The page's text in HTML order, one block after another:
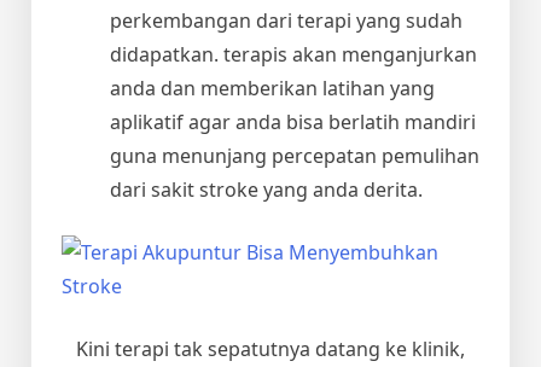
perkembangan dari terapi yang sudah
didapatkan. terapis akan menganjurkan
anda dan memberikan latihan yang
aplikatif agar anda bisa berlatih mandiri
guna menunjang percepatan pemulihan
dari sakit stroke yang anda derita.
Kini terapi tak sepatutnya datang ke klinik,